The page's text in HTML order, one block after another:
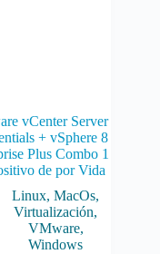
vCenter Server
+ vSphere 8
Plus Combo 1
de por Vida
Linux,MacOs,
Virtualización,
VMware,
Windows